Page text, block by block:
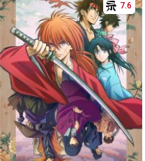
7.6